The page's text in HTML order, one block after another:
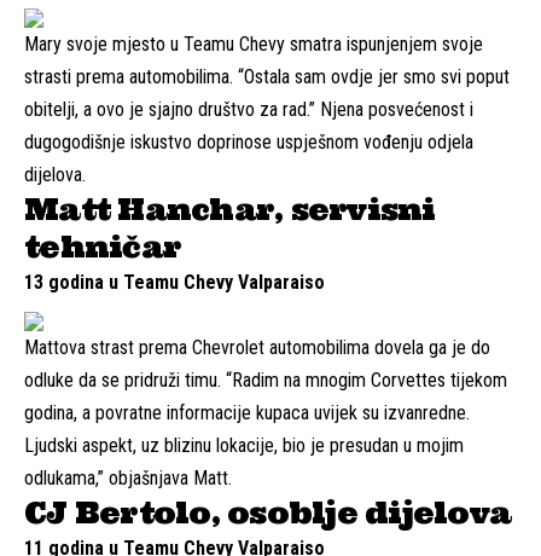
Mary svoje mjesto u Teamu Chevy smatra ispunjenjem svoje
strasti prema automobilima. “Ostala sam ovdje jer smo svi poput
obitelji, a ovo je sjajno društvo za rad.” Njena posvećenost i
dugogodišnje iskustvo doprinose uspješnom vođenju odjela
dijelova.
Matt Hanchar, servisni
tehničar
13 godina u Teamu Chevy Valparaiso
Mattova strast prema Chevrolet automobilima dovela ga je do
odluke da se pridruži timu. “Radim na mnogim Corvettes tijekom
godina, a povratne informacije kupaca uvijek su izvanredne.
Ljudski aspekt, uz blizinu lokacije, bio je presudan u mojim
odlukama,” objašnjava Matt.
CJ Bertolo, osoblje dijelova
11 godina u Teamu Chevy Valparaiso